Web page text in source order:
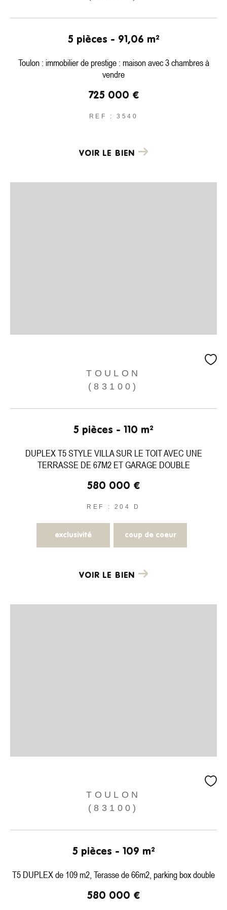
5 pièces - 91,06 m²
Toulon : immobilier de prestige : maison avec 3 chambres à
vendre
725 000 €
REF : 3540
VOIR LE BIEN
TOULON
(83100)
5 pièces - 110 m²
DUPLEX T5 STYLE VILLA SUR LE TOIT AVEC UNE
TERRASSE DE 67M2 ET GARAGE DOUBLE
580 000 €
REF : 204 D
exclusivité coup de coeur
VOIR LE BIEN
TOULON
(83100)
5 pièces - 109 m²
T5 DUPLEX de 109 m2, Terasse de 66m2, parking box double
580 000 €